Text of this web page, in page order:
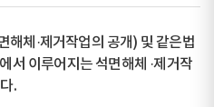
해체·제거작업의 공개) 및 같은법
서 이루어지는 석면해체 ·제거작
.